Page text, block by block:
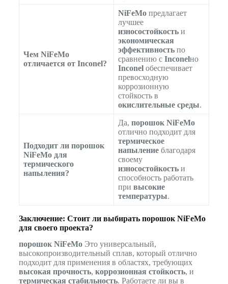
Чем NiFeMo
отличается от Inconel?
NiFeMoпредлагает
лучшее
износостойкостьи
экономическая
эффективностьпо
сравнению с Inconelно
Inconelобеспечивает
превосходную
коррозионную
стойкость в
окислительные среды.
Подходит ли порошок
NiFeMo для
термического
напыления?
Да, порошок NiFeMo
отлично подходит для
термическое
напылениеблагодаря
своему
износостойкостьи
способность работать
при высокие
температуры.
Заключение: Стоит ли выбирать порошок NiFeMo
для своего проекта?
порошок NiFeMoЭто универсальный,
высокопроизводительный сплав, который отлично
подходит для применения в областях, требующих
высокая прочность, коррозионная стойкость, и
термическая стабильность. Работаете ли вы в